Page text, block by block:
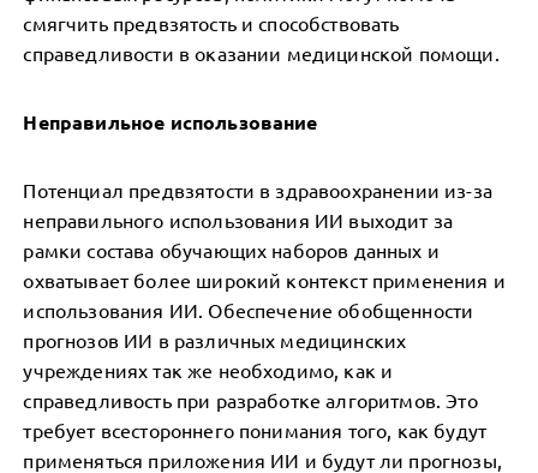
смягчить предвзятость и способствовать
справедливости в оказании медицинской помощи.
Неправильное использование
Потенциал предвзятости в здравоохранении из-за
неправильного использования ИИ выходит за
рамки состава обучающих наборов данных и
охватывает более широкий контекст применения и
использования ИИ. Обеспечение обобщенности
прогнозов ИИ в различных медицинских
учреждениях так же необходимо, как и
справедливость при разработке алгоритмов. Это
требует всестороннего понимания того, как будут
применяться приложения ИИ и будут ли прогнозы,